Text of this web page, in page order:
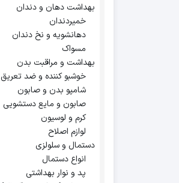
بهداشت دهان و دندان
خمیردندان
دهانشویه و نخ دندان
مسواک
بهداشت و مراقبت بدن
خوشبو کننده و ضد تعریق
شامپو بدن و صابون
صابون و مایع دستشویی
کرم و لوسیون
لوازم اصلاح
دستمال و سلولزی
انواع دستمال
پد و نوار بهداشتی